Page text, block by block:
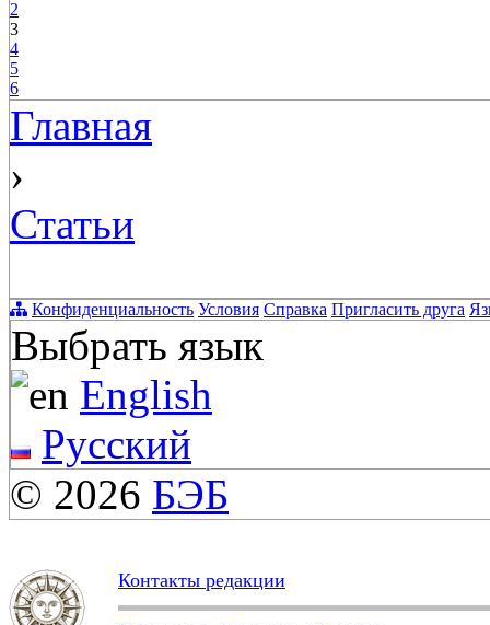
2
3
4
5
6
Главная
›
Статьи
Конфиденциальность Условия Справка Пригласить друга
Выбрать язык
English
Русский
© 2026 БЭБ
Контакты редакции